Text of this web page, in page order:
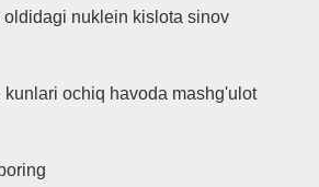
nuklein kislota sinov
kunlari ochiq havoda mashg'ulot